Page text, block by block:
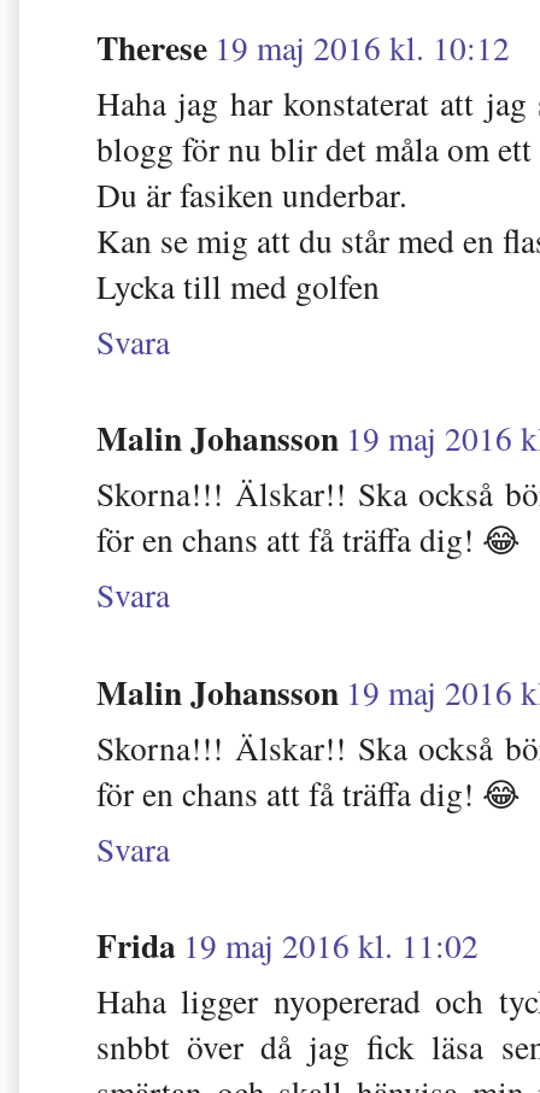
Therese 19 maj 2016 kl. 10:12
Haha jag har konstaterat att
blogg för nu blir det måla om
Du är fasiken underbar.
Kan se mig att du står med en
Lycka till med golfen
Svara
Malin Johansson 19 maj 2016
Skorna!!! Älskar!! Ska också
för en chans att få träffa dig! 😂
Svara
Malin Johansson 19 maj 2016
Skorna!!! Älskar!! Ska också
för en chans att få träffa dig! 😂
Svara
Frida 19 maj 2016 kl. 11:02
Haha ligger nyopererad och
snbbt över då jag fick läsa